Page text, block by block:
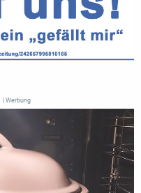
| Werbung